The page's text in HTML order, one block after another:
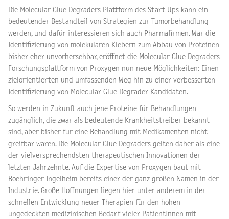
Die Molecular Glue Degraders Plattform des Start-Ups kann ein
bedeutender Bestandteil von Strategien zur Tumorbehandlung
werden, und dafür interessieren sich auch Pharmafirmen. War die
Identifizierung von molekularen Klebern zum Abbau von Proteinen
bisher eher unvorhersehbar, eröffnet die Molecular Glue Degraders
Forschungsplattform von Proxygen nun neue Möglichkeiten: Einen
zielorientierten und umfassenden Weg hin zu einer verbesserten
Identifizierung von Molecular Glue Degrader Kandidaten.
So werden in Zukunft auch jene Proteine für Behandlungen
zugänglich, die zwar als bedeutende Krankheitstreiber bekannt
sind, aber bisher für eine Behandlung mit Medikamenten nicht
greifbar waren. Die Molecular Glue Degraders gelten daher als eine
der vielversprechendsten therapeutischen Innovationen der
letzten Jahrzehnte. Auf die Expertise von Proxygen baut mit
Boehringer Ingelheim bereits einer der ganz großen Namen in der
Industrie. Große Hoffnungen liegen hier unter anderem in der
schnellen Entwicklung neuer Therapien für den hohen
ungedeckten medizinischen Bedarf vieler PatientInnen mit